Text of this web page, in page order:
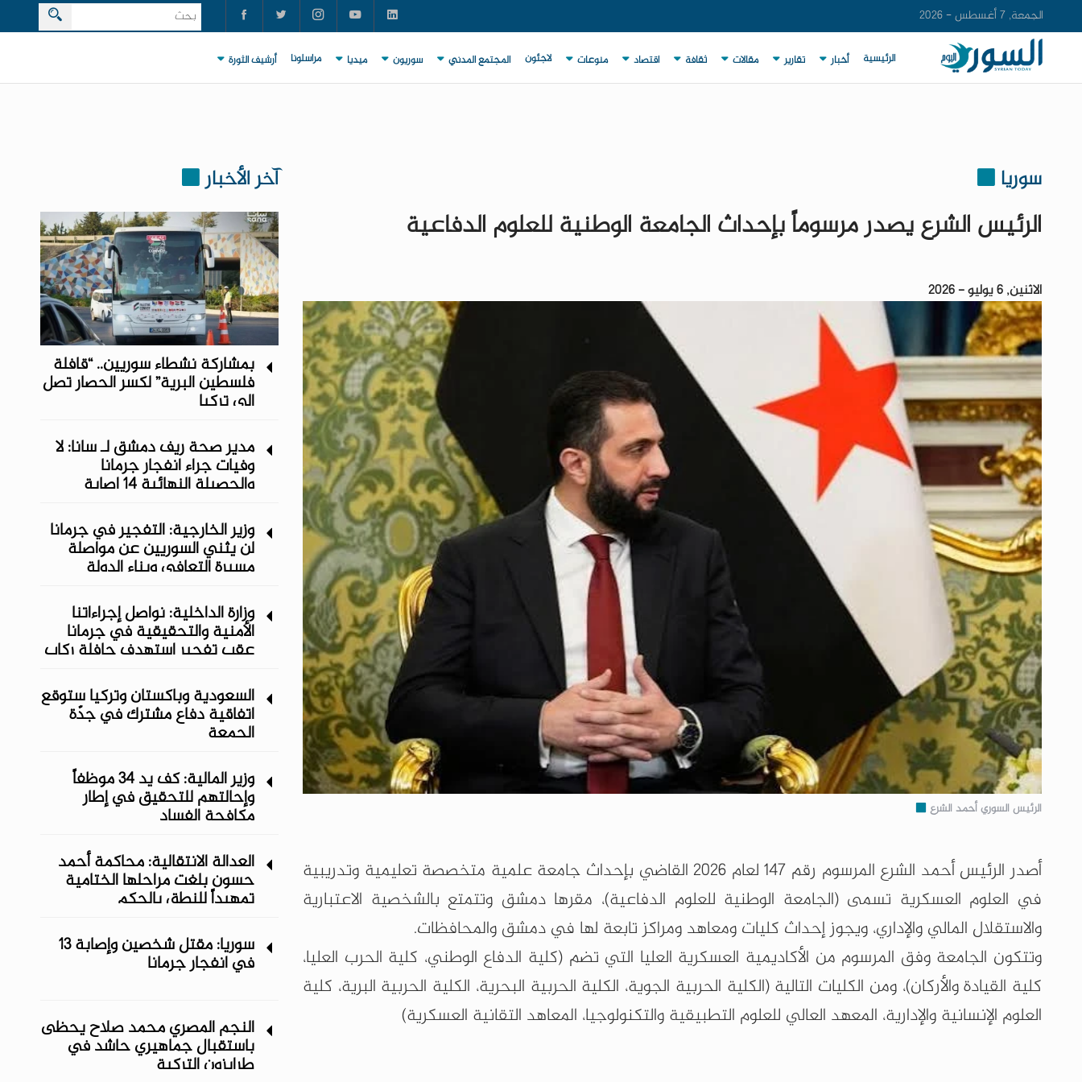
الجمعة, 7 أغسطس - 2026
الرئيسية أخبار تقارير مقالات ثقافة اقتصاد منوعات لاجئون المجتمع المدني سوريون ميديا مراسلونا أرشيف الثورة
سوريا
الرئيس الشرع يصدر مرسوماً بإحداث الجامعة الوطنية للعلوم الدفاعية
الاثنين, 6 يوليو - 2026
الرئيس السوري أحمد الشرع
أصدر الرئيس أحمد الشرع المرسوم رقم 147 لعام 2026 القاضي بإحداث جامعة علمية متخصصة تعليمية وتدريبية
في ‏العلوم العسكرية تسمى (الجامعة الوطنية للعلوم الدفاعية)، مقرها دمشق وتتمتع بالشخصية الاعتبارية
والاستقلال المالي ‏والإداري، ويجوز إحداث كليات ومعاهد ومراكز تابعة لها في دمشق والمحافظات.‏
وتتكون الجامعة وفق المرسوم من الأكاديمية العسكرية العليا التي تضم (كلية الدفاع الوطني، كلية الحرب العليا،
كلية القيادة والأركان)، ومن الكليات التالية (الكلية الحربية الجوية، الكلية الحربية البحرية، الكلية الحربية البرية، كلية
العلوم الإنسانية والإدارية، المعهد العالي للعلوم التطبيقية والتكنولوجيا، المعاهد التقانية العسكرية)
آخر الأخبار
بمشاركة نشطاء سوريين.. “قافلة
فلسطين البرية” لكسر الحصار تصل
إلى تركيا
مدير صحة ريف دمشق لـ سانا: لا
وفيات جراء انفجار جرمانا
والحصيلة النهائية 14 إصابة
وزير الخارجية: التفجير في جرمانا
لن يثني السوريين عن مواصلة
مسيرة التعافي وبناء الدولة
وزارة الداخلية: نواصل إجراءاتنا
الأمنية والتحقيقية في جرمانا
عقب تفجير استهدف حافلة ركاب
السعودية وباكستان وتركيا ستوقع
اتفاقية دفاع مشترك في جدّة
الجمعة
وزير المالية: كف يد 34 موظفاً
وإحالتهم للتحقيق في إطار
مكافحة الفساد
العدالة الانتقالية: محاكمة أحمد
حسون بلغت مراحلها الختامية
تمهيداً للنطق بالحكم
سوريا: مقتل شخصين وإصابة 13
في انفجار جرمانا
النجم المصري محمد صلاح يحظى
باستقبال جماهيري حاشد في
طرابزون التركية